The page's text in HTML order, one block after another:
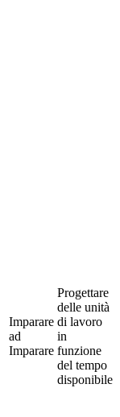
Imparare
ad
Imparare
Progettare
delle unità
di lavoro
in
funzione
del tempo
disponibile